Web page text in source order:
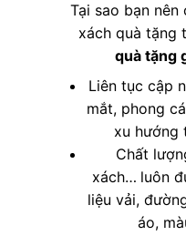
Tại sao bạn
xách quà tặng
quà tặng
Liên tục cập
mắt, phong
xu hướng
Chất
xách… luôn
liệu vải,
áo,